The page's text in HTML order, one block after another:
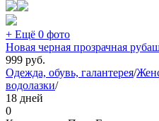
+ Ещё 0 фото
Новая черная прозрачная
999 руб.
Одежда, обувь, галантерея/
водолазки/
18 дней
0